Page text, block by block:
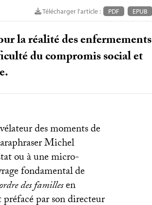
Télécharger l'article : PDF EPUB
la réalité des enfermements
du compromis social et
des moments de
Michel
ou à une micro-
fondamental de
des famillesen
par son directeur